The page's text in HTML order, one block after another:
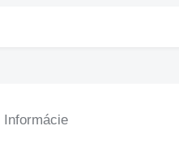
Informácie